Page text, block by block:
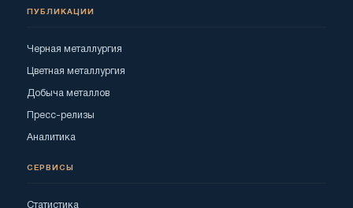
ПУБЛИКАЦИИ
Черная металлургия
Цветная металлургия
Добыча металлов
Пресс-релизы
Аналитика
СЕРВИСЫ
Статистика